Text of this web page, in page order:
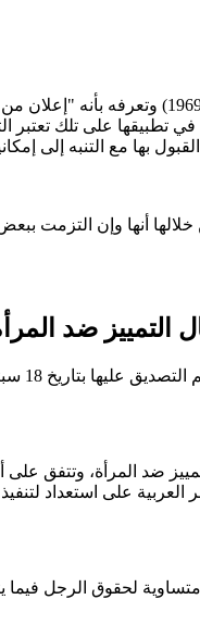
التحفظ في القانون الدولي هو إمكانية
في تطبيقها على تلك
بھا مع التنبه إلى
أنھا وإن التزمت
ضد
التمييز ضد المرأة،
على استعداد
(9) المتعلق بمنح المرأة